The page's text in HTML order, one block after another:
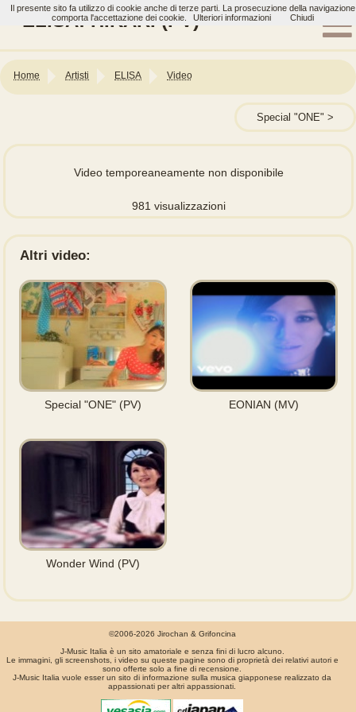
ELISA: HIKARI (PV)
Home Artisti ELISA Video
Special "ONE"
Video temporeaneamente non disponibile
981 visualizzazioni
Altri video:
Special "ONE" (PV) EONIAN (MV)
Wonder Wind (PV)
©2006-2026 Jirochan & Grifoncina
J-Music Italia è un sito amatoriale e senza fini di lucro alcuno.
Le immagini, gli screenshots, i video su queste pagine sono di proprietà dei relativi autori e
sono offerte solo a fine di recensione.
J-Music Italia vuole esser un sito di informazione sulla musica giapponese realizzato da
appassionati per altri appassionati.
Il presente sito fa utilizzo di cookie anche di terze parti. La prosecuzione della navigazione
comporta l'accettazione dei cookie.
Ulteriori informazioni Chiudi